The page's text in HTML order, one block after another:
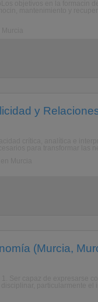
y
(Murcia,